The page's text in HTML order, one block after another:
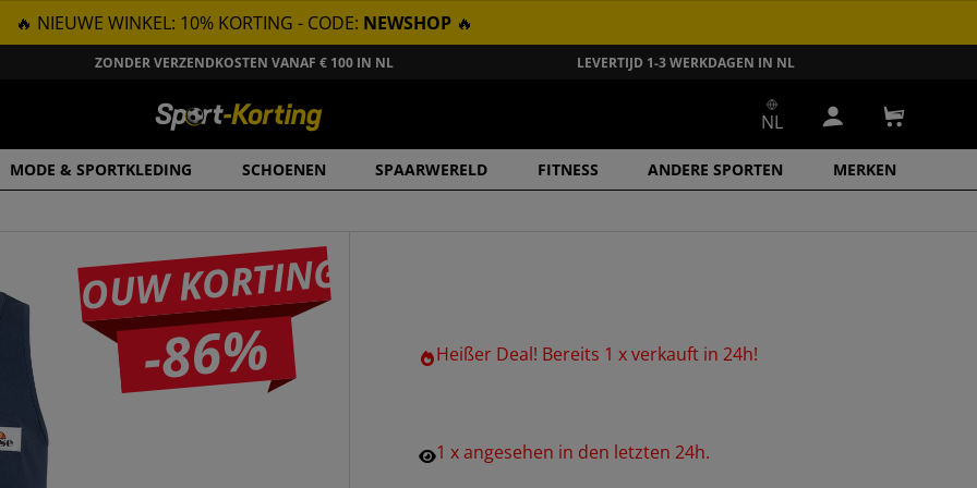
🔥 NIEUWE WINKEL: 10% KORTING - CODE: NEWSHOP 🔥
ZONDER VERZENDKOSTEN VANAF € 100 IN NL LEVERTIJD 1-3 WERKDAGEN IN NL
MODE & SPORTKLEDING SCHOENEN SPAARWERELD FITNESS ANDERE SPORTEN MERKEN
NL Inloggen
JOUW KORTING
-86% Heißer Deal! Bereits 1xverkauft in24h!
1xangesehen in den letzten24h.